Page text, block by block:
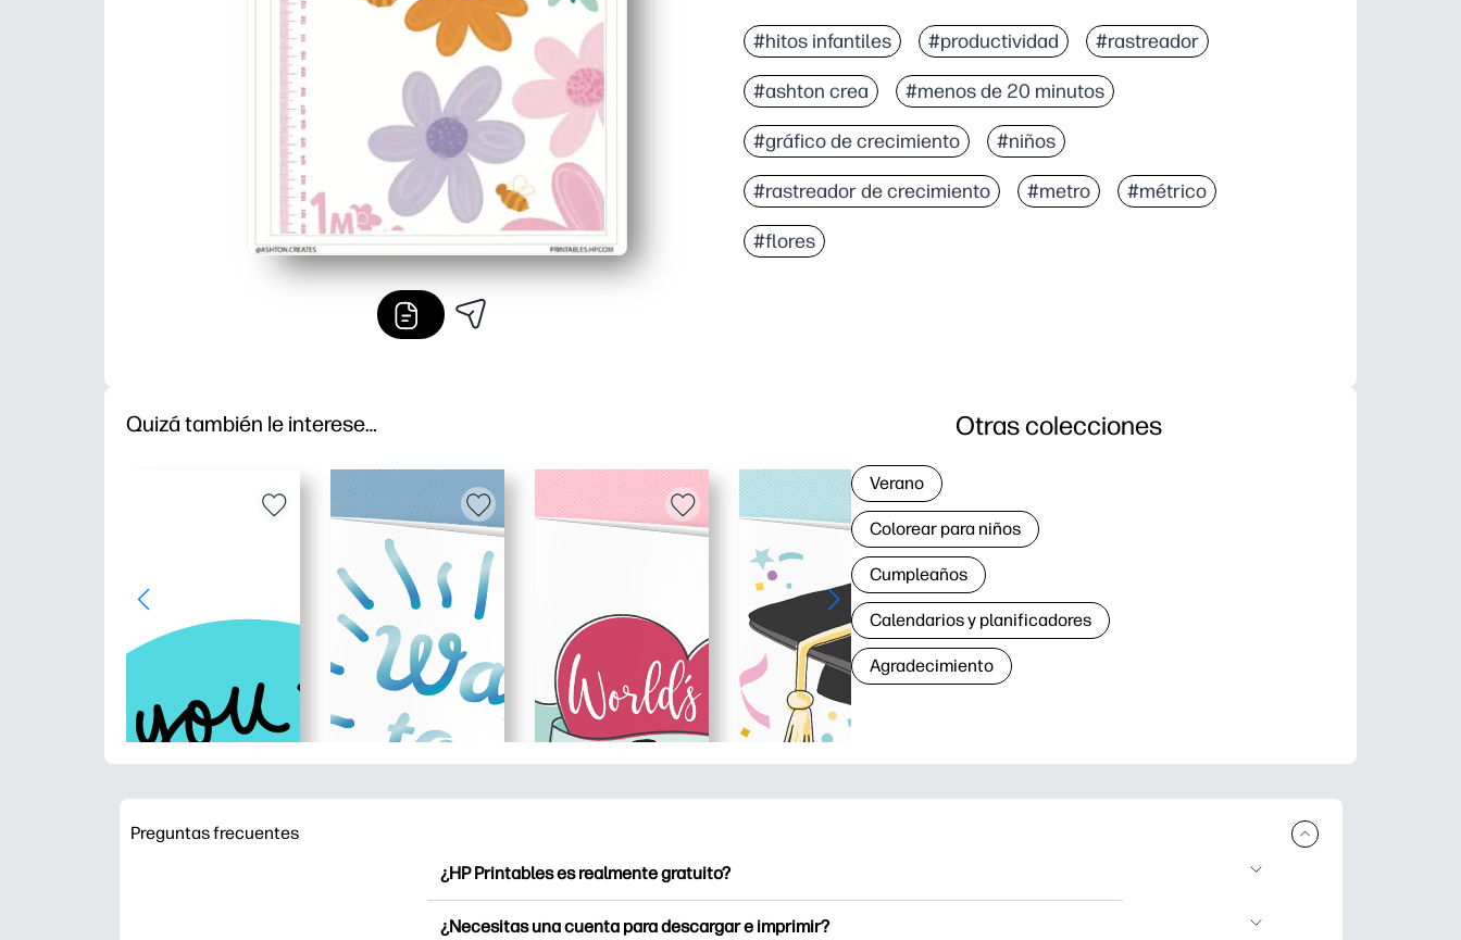
#hitos infantiles #productividad #rastreador
#ashton crea #menos de 20 minutos
#gráfico de crecimiento #niños
#rastreador de crecimiento #metro #métrico
#flores
Quizá también le interese… Otras colecciones
Verano
Colorear para niños
Cumpleaños
Calendarios y planificadores
Agradecimiento
Preguntas frecuentes
¿HP Printables es realmente gratuito?
¿Necesitas una cuenta para descargar e imprimir?